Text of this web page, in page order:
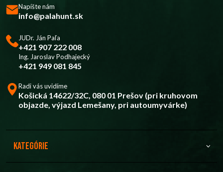
Napíšte nám
info@palahunt.sk
JUDr. Ján Paľa
+421 907 222 008
Ing. Jaroslav Podhajecký
+421 949 081 845
Radi vás uvidíme
Košická 14622/32C, 080 01 Prešov (pri kruhovom
objazde, výjazd Lemešany, pri autoumyvárke)
Kategórie